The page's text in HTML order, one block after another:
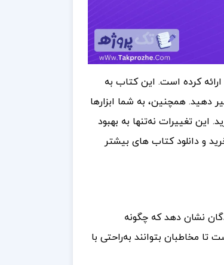
ارائه کرده است. این کتاب به
دهید. همچنین، به شما ابزارها
این تغییرات نه‌تنها به بهبود
و دانلود کتاب های بیشتر
نشان دهد که چگونه
مخاطبان بتوانند به‌راحتی با